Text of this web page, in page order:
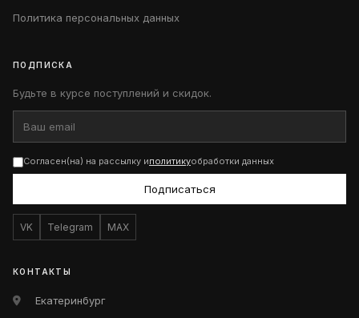
Политика персональных данных
ПОДПИСКА
Будьте в курсе поступлений и скидок.
Согласен(на) на рассылку иполитикуобработки данных
Подписаться
VK Telegram MAX
КОНТАКТЫ
Екатеринбург